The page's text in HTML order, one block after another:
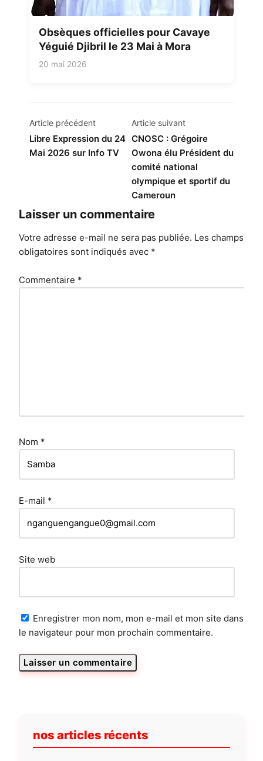
Obsèques officielles pour Cavaye
Yéguié Djibril le 23 Mai à Mora
20 mai 2026
Navigation
de
l’article
Article précédent
Libre Expression du 24
Mai 2026 sur Info TV
Article suivant
CNOSC : Grégoire
Owona élu Président du
comité national
olympique et sportif du
Cameroun
Laisser un commentaire
Votre adresse e-mail ne sera pas publiée. Les champs
obligatoires sont indiqués avec *
Commentaire *
Nom *
E-mail *
Site web
Enregistrer mon nom, mon e-mail et mon site dans
le navigateur pour mon prochain commentaire.
nos articles récents